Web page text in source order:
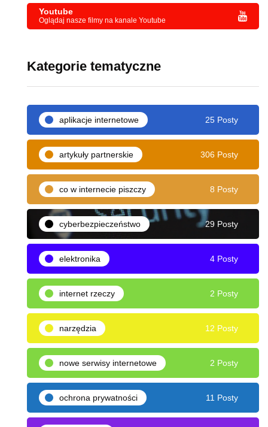
Youtube
Oglądaj nasze filmy na kanale Youtube
Kategorie tematyczne
aplikacje internetowe 25 Posty
artykuły partnerskie 306 Posty
co w internecie piszczy 8 Posty
cyberbezpieczeństwo 29 Posty
elektronika 4 Posty
internet rzeczy 2 Posty
narzędzia 12 Posty
nowe serwisy internetowe 2 Posty
ochrona prywatności 11 Posty